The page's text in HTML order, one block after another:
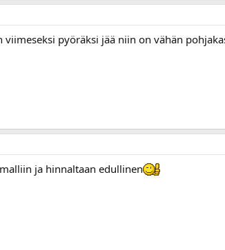
pyöräksi jää niin on vähän
ja hinnaltaan edullinen